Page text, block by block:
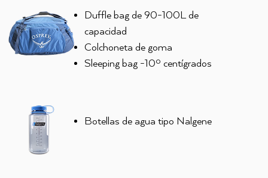
Duffle bag de 90-100L de
capacidad
Colchoneta de goma
Sleeping bag -10º centígrados
Botellas de agua tipo Nalgene